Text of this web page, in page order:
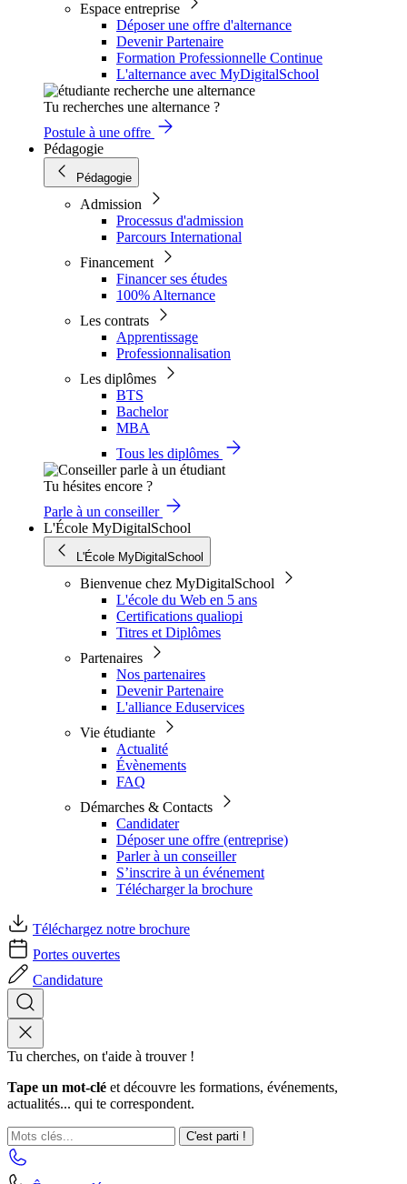
Espace entreprise
Déposer une offre d'alternance
Devenir Partenaire
Formation Professionnelle Continue
L'alternance avec MyDigitalSchool
Tu recherches une alternance ?
Postule à une offre
Pédagogie
Pédagogie
Admission
Processus d'admission
Parcours International
Financement
Financer ses études
100% Alternance
Les contrats
Apprentissage
Professionnalisation
Les diplômes
BTS
Bachelor
MBA
Tous les diplômes
Tu hésites encore ?
Parle à un conseiller
L'École MyDigitalSchool
L'École MyDigitalSchool
Bienvenue chez MyDigitalSchool
L'école du Web en 5 ans
Certifications qualiopi
Titres et Diplômes
Partenaires
Nos partenaires
Devenir Partenaire
L'alliance Eduservices
Vie étudiante
Actualité
Évènements
FAQ
Démarches & Contacts
Candidater
Déposer une offre (entreprise)
Parler à un conseiller
S’inscrire à un événement
Télécharger la brochure
Téléchargez notre brochure
Portes ouvertes
Candidature
Tu cherches, on t'aide à trouver !
Tape un mot-clé et découvre les formations, événements,
actualités... qui te correspondent.
C'est parti !